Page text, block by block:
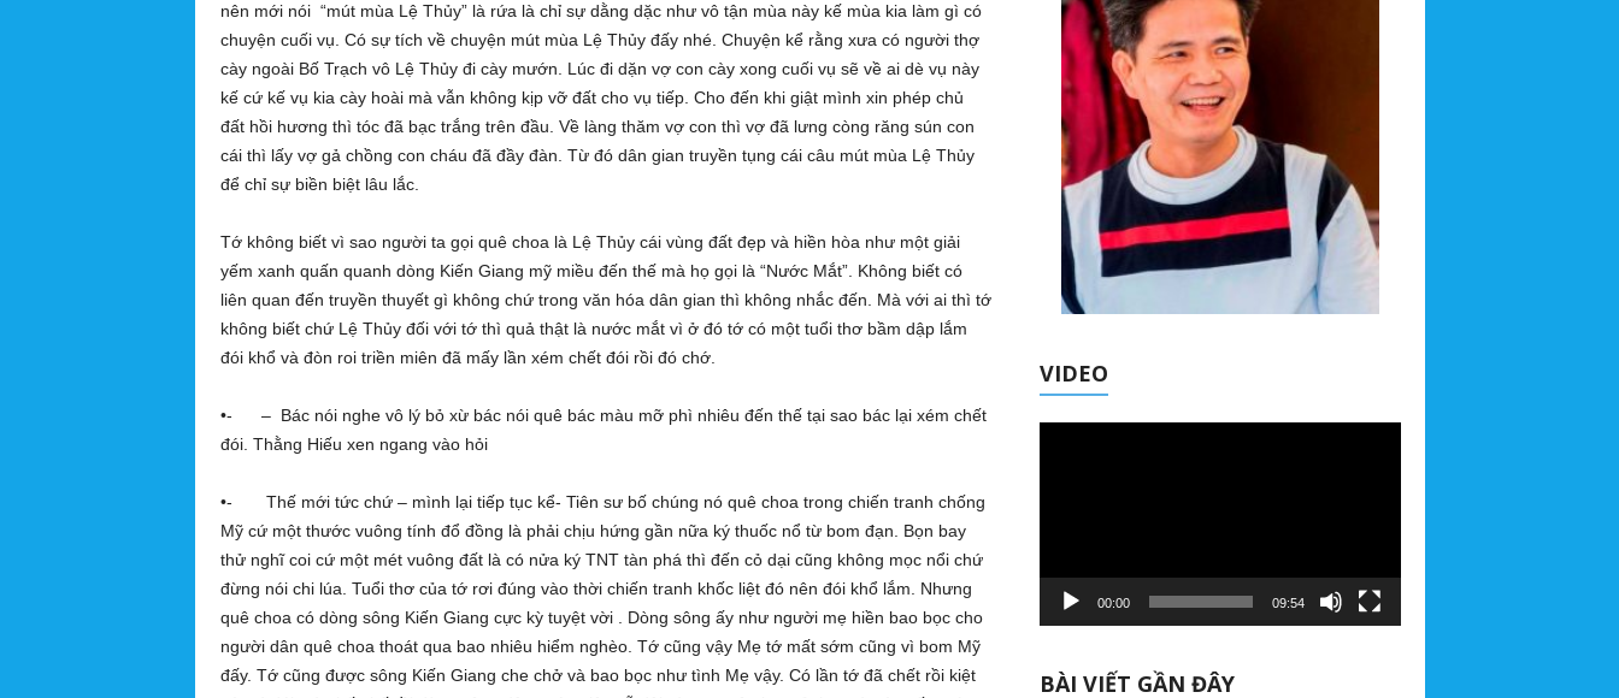
nên mới nói “mút mùa Lệ Thủy” là rứa là chỉ sự dằng dặc như vô tận mùa này kế mùa kia làm gì có
chuyện cuối vụ. Có sự tích về chuyện mút mùa Lệ Thủy đấy nhé. Chuyện kể rằng xưa có người thợ
cày ngoài Bố Trạch vô Lệ Thủy đi cày mướn. Lúc đi dặn vợ con cày xong cuối vụ sẽ về ai dè vụ này
kế cứ kế vụ kia cày hoài mà vẫn không kịp vỡ đất cho vụ tiếp. Cho đến khi giật mình xin phép chủ
đất hồi hương thì tóc đã bạc trắng trên đầu. Về làng thăm vợ con thì vợ đã lưng còng răng sún con
cái thì lấy vợ gả chồng con cháu đã đầy đàn. Từ đó dân gian truyền tụng cái câu mút mùa Lệ Thủy
để chỉ sự biền biệt lâu lắc.
Tớ không biết vì sao người ta gọi quê choa là Lệ Thủy cái vùng đất đẹp và hiền hòa như một giải
yếm xanh quấn quanh dòng Kiến Giang mỹ miều đến thế mà họ gọi là “Nước Mắt”. Không biết có
liên quan đến truyền thuyết gì không chứ trong văn hóa dân gian thì không nhắc đến. Mà với ai thì tớ
không biết chứ Lệ Thủy đối với tớ thì quả thật là nước mắt vì ở đó tớ có một tuổi thơ bầm dập lắm
đói khổ và đòn roi triền miên đã mấy lần xém chết đói rồi đó chớ.
•- – Bác nói nghe vô lý bỏ xừ bác nói quê bác màu mỡ phì nhiêu đến thế tại sao bác lại xém chết
đói. Thằng Hiếu xen ngang vào hỏi
•- Thế mới tức chứ – mình lại tiếp tục kể- Tiên sư bố chúng nó quê choa trong chiến tranh chống
Mỹ cứ một thước vuông tính đổ đồng là phải chịu hứng gần nữa ký thuốc nổ từ bom đạn. Bọn bay
thử nghĩ coi cứ một mét vuông đất là có nửa ký TNT tàn phá thì đến cỏ dại cũng không mọc nổi chứ
đừng nói chi lúa. Tuổi thơ của tớ rơi đúng vào thời chiến tranh khốc liệt đó nên đói khổ lắm. Nhưng
quê choa có dòng sông Kiến Giang cực kỳ tuyệt vời . Dòng sông ấy như người mẹ hiền bao bọc cho
người dân quê choa thoát qua bao nhiêu hiểm nghèo. Tớ cũng vậy Mẹ tớ mất sớm cũng vì bom Mỹ
đấy. Tớ cũng được sông Kiến Giang che chở và bao bọc như tình Mẹ vậy. Có lần tớ đã chết rồi kiệt
VIDEO
00:00 09:54
BÀI VIẾT GẦN ĐÂY